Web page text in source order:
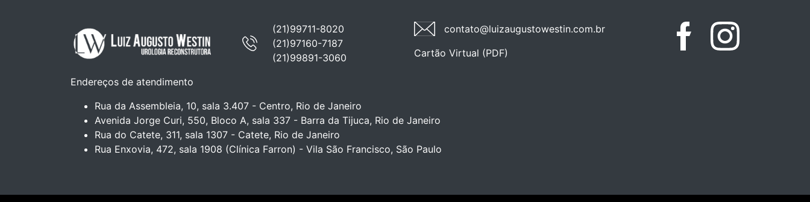
(21)99711-8020
(21)97160-7187
(21)99891-3060
contato@luizaugustowestin.com.br
Cartão Virtual (PDF)
FacebookInstagram
Endereços de atendimento
Rua da Assembleia, 10, sala 3.407 - Centro, Rio de Janeiro
Avenida Jorge Curi, 550, Bloco A, sala 337 - Barra da Tijuca, Rio de Janeiro
Rua do Catete, 311, sala 1307 - Catete, Rio de Janeiro
Rua Enxovia, 472, sala 1908 (Clínica Farron) - Vila São Francisco, São Paulo